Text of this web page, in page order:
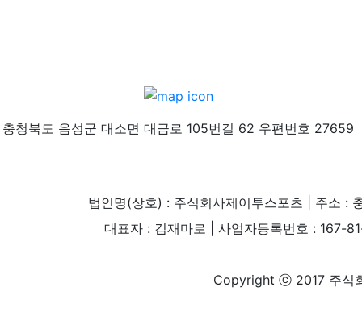
충청북도 음성군 대소면 대금로 105번길 62 우편번호 27659
법인명(상호) : 주식회사제이투스포츠 | 주소 :
대표자 : 김재마로 | 사업자등록번호 :
Copyright ⓒ 2017 주식